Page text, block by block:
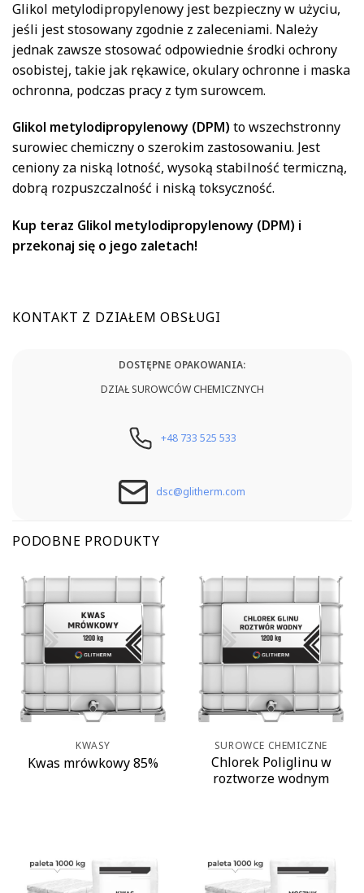
Glikol metylodipropylenowy jest bezpieczny w użyciu,
jeśli jest stosowany zgodnie z zaleceniami. Należy
jednak zawsze stosować odpowiednie środki ochrony
osobistej, takie jak rękawice, okulary ochronne i maska
ochronna, podczas pracy z tym surowcem.
Glikol metylodipropylenowy (DPM) to wszechstronny
surowiec chemiczny o szerokim zastosowaniu. Jest
ceniony za niską lotność, wysoką stabilność termiczną,
dobrą rozpuszczalność i niską toksyczność.
Kup teraz Glikol metylodipropylenowy (DPM) i
przekonaj się o jego zaletach!
KONTAKT Z DZIAŁEM OBSŁUGI
DOSTĘPNE OPAKOWANIA:
DZIAŁ SUROWCÓW CHEMICZNYCH
+48 733 525 533
dsc@glitherm.com
PODOBNE PRODUKTY
KWASY
Kwas mrówkowy 85%
SUROWCE CHEMICZNE
Chlorek Poliglinu w
roztworze wodnym